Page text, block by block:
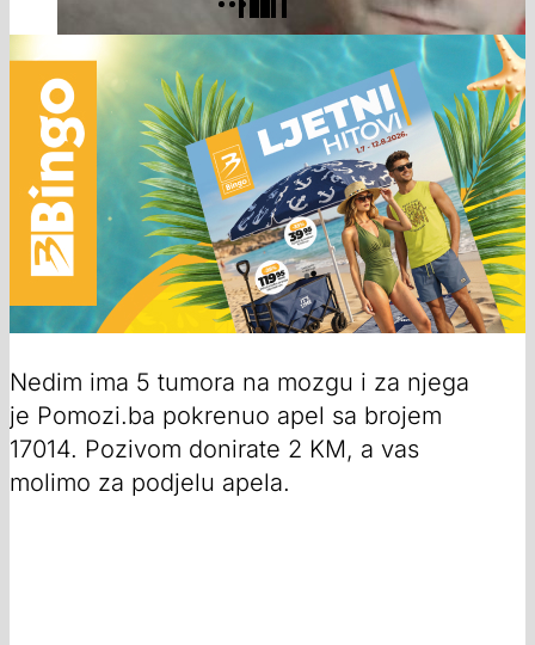
Nedim ima 5 tumora na mozgu i za njega
je Pomozi.ba pokrenuo apel sa brojem
17014. Pozivom donirate 2 KM, a vas
molimo za podjelu apela.